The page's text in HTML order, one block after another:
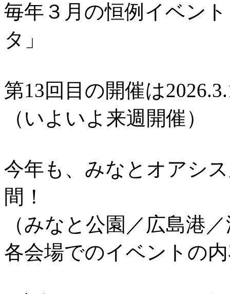
毎年３月の恒例イベン
タ」
第13回目の開催は
（いよいよ来週開催）
今年も、みなとオアシ
間！
（みなと公園／広島港
各会場でのイベントの